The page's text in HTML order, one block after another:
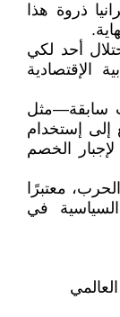
ذروة هذا
أحد لكي
الإقتصادية
سابقة—مثل
إستخدام
لإجبار الخصم
معتبرًا
في